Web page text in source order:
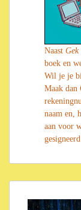
Naast
boek en
Wil je je
Maak dan
naam en,
aan voor